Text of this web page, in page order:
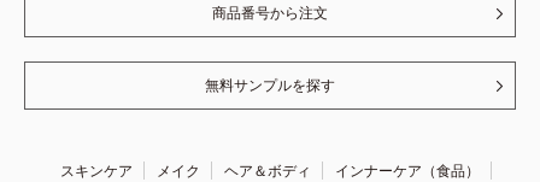
商品番号から注文
無料サンプルを探す
スキンケア メイク ヘア＆ボディ
インナーケア（食品）